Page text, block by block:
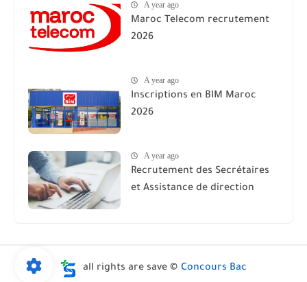
A year ago
Maroc Telecom recrutement
2026
A year ago
Inscriptions en BIM Maroc
2026
A year ago
Recrutement des Secrétaires
et Assistance de direction
all rights are save © Concours Bac